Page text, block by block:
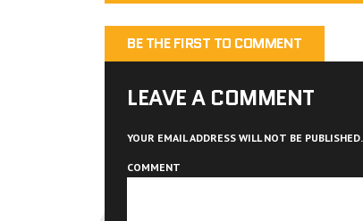
BE THE FIRST TO COMMENT
LEAVE A COMMENT
YOUR EMAIL ADDRESS WILL NOT BE PUBLISHED.
COMMENT